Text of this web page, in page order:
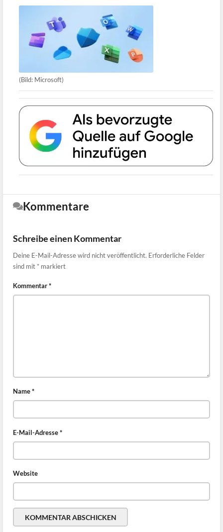
(Bild: Microsoft)
Kommentare
Schreibe einen Kommentar
Deine E-Mail-Adresse wird nicht veröffentlicht. Erforderliche Felder
sind mit * markiert
Kommentar*
Name*
E-Mail-Adresse*
Website